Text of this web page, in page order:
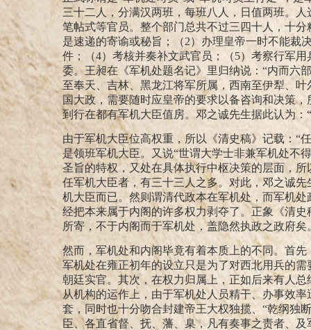
三十二人，分满汉两班，每班八人，日值两班。
笔帖式等官员。整个部门总共不过三四十人，十
是速递的寄谕或秘旨；（2）办理皇帝一时不能裁
件；（4）考核并奏补文武官员；（5）考察行军
委。王昶在《军机处题名记》里归纳说：“内而六
至奉天、吉林、黑龙江将军所属，西南至伊犁、
国大政，需要随时应皇帝的要求以备咨询和决策
到行在都有军机大臣值房。邓之诚先生据此认为
由于军机大臣位高权重，所以《清史稿》记载：“
是领班军机大臣。又说“世谓大学士非兼军机处不
圣旨的特权，又处在具体执行中枢决策的层面，
任军机大臣者，有三十三人之多。对此，邓之诚
机大臣而已。然则谓清代政本在军机处，而军机处
经把本来属于内阁的许多权力剥夺了。正象《清
所寄，不于内阁而于军机处，盖隐然执政之政府矣
然而，军机处和内阁毕竟有着本质上的不同。首
军机处在雍正初年的设立只是为了对西北用兵的
朝廷实官。其次，在权力归属上，正如后来有人
从机构的运作上，由于军机处人员精干、办事效
套，同时也十分吻合封建帝王大权独揽、“乾纲独
臣、各直省督、抚、藩、臬，凡有奏事之责者、